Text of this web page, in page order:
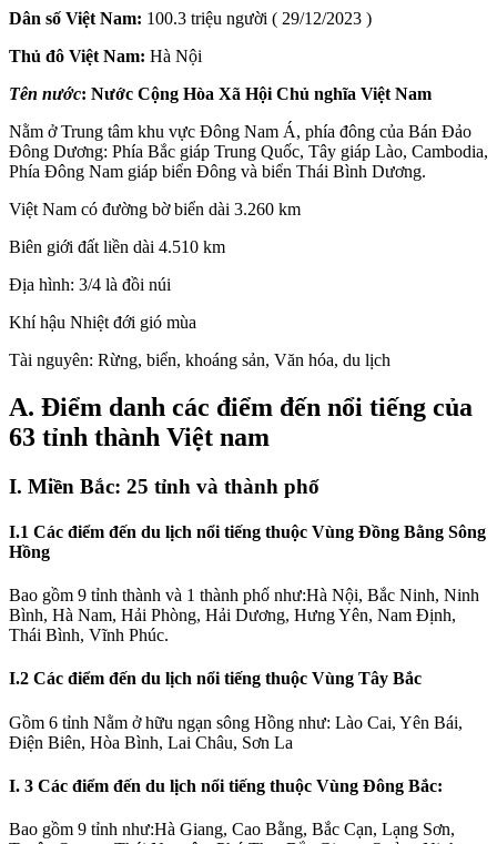
Dân số Việt Nam: 100.3 triệu người ( 29/12/2023 )
Thủ đô Việt Nam: Hà Nội
Tên nước: Nước Cộng Hòa Xã Hội Chủ nghĩa Việt Nam
Nằm ở Trung tâm khu vực Đông Nam Á, phía đông của Bán Đảo
Đông Dương: Phía Bắc giáp Trung Quốc, Tây giáp Lào, Cambodia,
Phía Đông Nam giáp biển Đông và biển Thái Bình Dương.
Việt Nam có đường bờ biển dài 3.260 km
Biên giới đất liền dài 4.510 km
Địa hình: 3/4 là đồi núi
Khí hậu Nhiệt đới gió mùa
Tài nguyên: Rừng, biển, khoáng sản, Văn hóa, du lịch
A. Điểm danh các điểm đến nổi tiếng của
63 tỉnh thành Việt nam
I. Miền Bắc: 25 tỉnh và thành phố
I.1 Các điểm đến du lịch nổi tiếng thuộc Vùng Đồng Bằng Sông
Hồng
Bao gồm 9 tỉnh thành và 1 thành phố như:Hà Nội, Bắc Ninh, Ninh
Bình, Hà Nam, Hải Phòng, Hải Dương, Hưng Yên, Nam Định,
Thái Bình, Vĩnh Phúc.
I.2 Các điểm đến du lịch nổi tiếng thuộc Vùng Tây Bắc
Gồm 6 tỉnh Nằm ở hữu ngạn sông Hồng như: Lào Cai, Yên Bái,
Điện Biên, Hòa Bình, Lai Châu, Sơn La
I. 3 Các điểm đến du lịch nổi tiếng thuộc Vùng Đông Bắc:
Bao gồm 9 tỉnh như:Hà Giang, Cao Bằng, Bắc Cạn, Lạng Sơn,